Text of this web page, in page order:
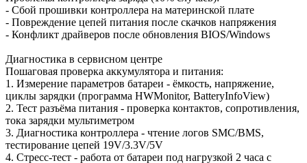
- Сбой прошивки контроллера на материнской плате
- Повреждение цепей питания после скачков напряжения
- Конфликт драйверов после обновления BIOS/Windows
Диагностика в сервисном центре
Пошаговая проверка аккумулятора и питания:
1. Измерение параметров батареи - ёмкость, напряжение,
циклы зарядки (программа HWMonitor, BatteryInfoView)
2. Тест разъёма питания - проверка контактов, сопротивления,
тока зарядки мультиметром
3. Диагностика контроллера - чтение логов SMC/BMS,
тестирование цепей 19V/3.3V/5V
4. Стресс-тест - работа от батареи под нагрузкой 2 часа с